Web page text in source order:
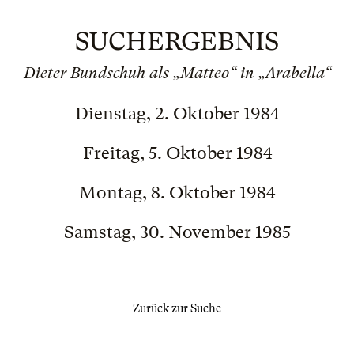
SUCHERGEBNIS
Dieter Bundschuh als „Matteo“ in „Arabella“
Dienstag, 2. Oktober 1984
Freitag, 5. Oktober 1984
Montag, 8. Oktober 1984
Samstag, 30. November 1985
Zurück zur Suche